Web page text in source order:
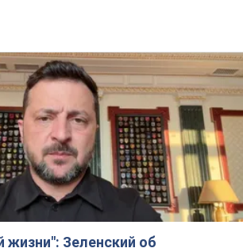
Зеленский об